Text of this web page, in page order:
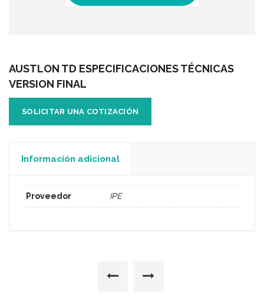
AUSTLON TD ESPECIFICACIONES TÉCNICAS
VERSION FINAL
SOLICITAR UNA COTIZACIÓN
Información adicional
Proveedor IPE